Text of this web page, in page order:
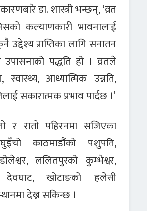
डा. शास्त्री भन्छन्, ‘व्रत
कल्याणकारी भावनालाई
प्राप्तिका लागि सनातन
पद्धति हो । व्रतले
स्वास्थ्य, आध्यात्मिक उन्नति,
सकारात्मक प्रभाव पार्दछ ।’
र रातो पहिरनमा सजिएका
काठमाडौंको पशुपति,
ललितपुरको कुम्भेश्वर,
देवघाट, खोटाङको हलेसी
देख्न सकिन्छ ।